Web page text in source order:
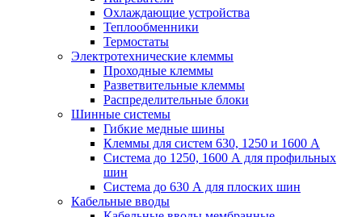
Охлаждающие устройства
Теплообменники
Термостаты
Электротехнические клеммы
Проходные клеммы
Разветвительные клеммы
Распределительные блоки
Шинные системы
Гибкие медные шины
Клеммы для систем 630, 1250 и 1600 А
Система до 1250, 1600 А для профильных
шин
Система до 630 А для плоских шин
Кабельные вводы